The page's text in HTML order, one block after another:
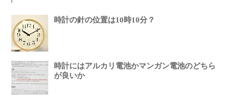
時計の針の位置は10時10分？
時計にはアルカリ電池かマンガン電池のどちら
が良いか